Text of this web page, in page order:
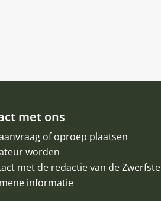
met ons
of oproep plaatsen
worden
met de redactie van de
informatie